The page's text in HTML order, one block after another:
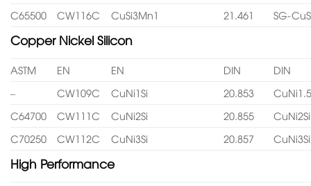
C65500
CW116C CuSi3Mn1 21.461 SG-
Copper Nickel Silicon
ASTM EN EN DIN
DIN
–
CW109C CuNi1Si 20.853
C64700
CW111C CuNi2Si 20.855
CuNi2Si
C70250
CW112C CuNi3Si 20.857 CuNi3Si
High Performance